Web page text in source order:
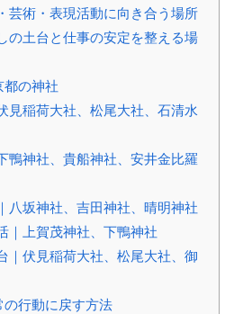
芸術・表現活動に向き合う場所
の土台と仕事の安定を整える場
都の神社
見稲荷大社、松尾大社、石清水
鴨神社、貴船神社、安井金比羅
八坂神社、吉田神社、晴明神社
｜上賀茂神社、下鴨神社
｜伏見稲荷大社、松尾大社、御
行動に戻す方法